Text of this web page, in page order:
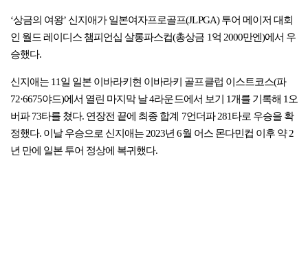
‘상금의 여왕’ 신지애가 일본여자프로골프(JLPGA) 투어 메이저 대회
인 월드 레이디스 챔피언십 살롱파스컵(총상금 1억 2000만엔)에서 우
승했다.
신지애는 11일 일본 이바라키현 이바라키 골프클럽 이스트코스(파
72·6675야드)에서 열린 마지막 날 4라운드에서 보기 1개를 기록해 1오
버파 73타를 쳤다. 연장전 끝에 최종 합계 7언더파 281타로 우승을 확
정했다. 이날 우승으로 신지애는 2023년 6월 어스 몬다민컵 이후 약 2
년 만에 일본 투어 정상에 복귀했다.